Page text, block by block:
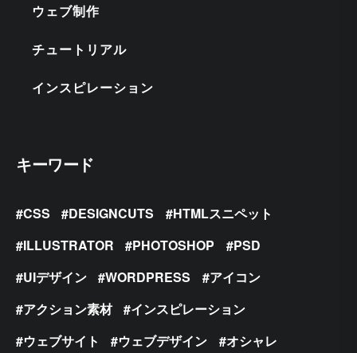
ウェブ制作
チュートリアル
インスピレーション
キーワード
CSS DESIGNCUTS
HTMLスニペット
ILLUSTRATOR
PHOTOSHOP
PSD
UIデザイン
WORDPRESS
アイコン
アクション素材
インスピレーション
ウェブサイト
ウェブデザイン
オシャレ